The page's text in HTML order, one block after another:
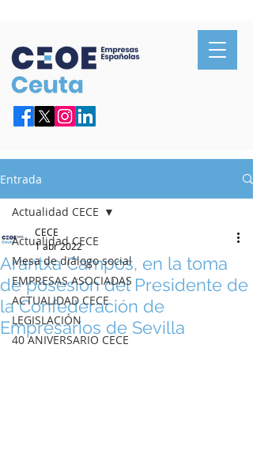
Entrada
Actualidad CECE
Mesa de diálogo social
EMPRESAS ASOCIADAS
ACTUALIDAD CECE
LEGISLACIÓN
40 ANIVERSARIO CECE
Actualidad CECE
Arantxa Campos, en la toma
de posesión del Presidente de
la Confederación de
Empresarios de Sevilla
CECE
1 abr 2022